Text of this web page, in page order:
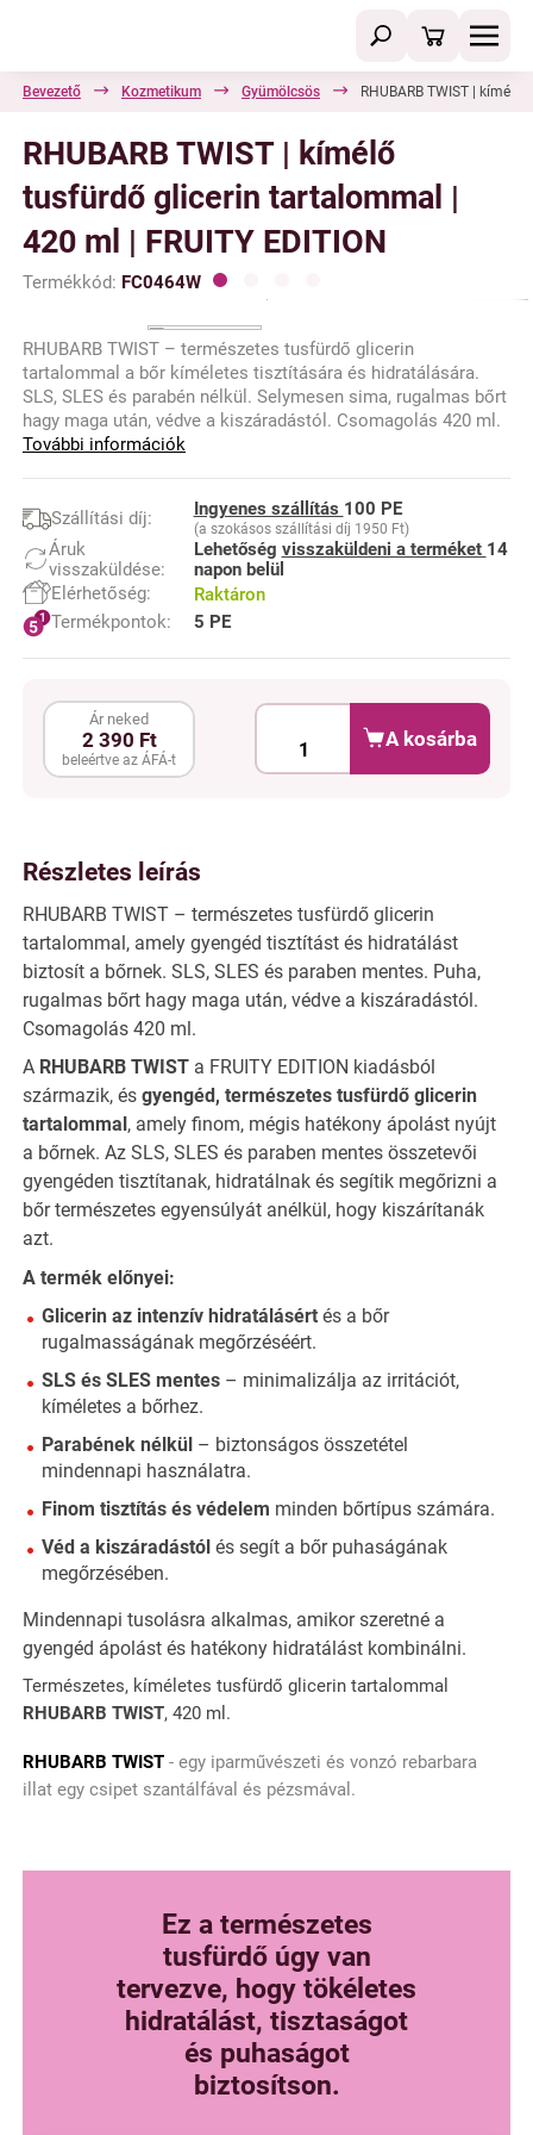
Bevezető Kozmetikum Gyümölcsös RHUBARB TWIST |
RHUBARB TWIST | kímélő
tusfürdő glicerin tartalommal |
420 ml | FRUITY EDITION
Termékkód: FC0464W
RHUBARB TWIST – természetes tusfürdő glicerin
tartalommal a bőr kíméletes tisztítására és hidratálására.
SLS, SLES és parabén nélkül. Selymesen sima, rugalmas bőrt
hagy maga után, védve a kiszáradástól. Csomagolás 420 ml.
További információk
Szállítási díj: Ingyenes szállítás 100 PE
(a szokásos szállítási díj 1950 Ft)
Áruk
visszaküldése:
Lehetőség visszaküldeni a terméket 14
napon belül
Elérhetőség:
Raktáron
Termékpontok:
5 PE
Ár neked
2 390 Ft
beleértve az ÁFÁ-t
A kosárba
Részletes leírás
RHUBARB TWIST – természetes tusfürdő glicerin
tartalommal, amely gyengéd tisztítást és hidratálást
biztosít a bőrnek. SLS, SLES és paraben mentes. Puha,
rugalmas bőrt hagy maga után, védve a kiszáradástól.
Csomagolás 420 ml.
A RHUBARB TWIST a FRUITY EDITION kiadásból
származik, és gyengéd, természetes tusfürdő glicerin
tartalommal , amely finom, mégis hatékony ápolást nyújt
a bőrnek. Az SLS, SLES és paraben mentes összetevői
gyengéden tisztítanak, hidratálnak és segítik megőrizni a
bőr természetes egyensúlyát anélkül, hogy kiszárítanák
azt.
A termék előnyei:
Glicerin az intenzív hidratálásért és a bőr
rugalmasságának megőrzéséért.
SLS és SLES mentes – minimalizálja az irritációt,
kíméletes a bőrhez.
Parabének nélkül – biztonságos összetétel
mindennapi használatra.
Finom tisztítás és védelem minden bőrtípus számára.
Véd a kiszáradástól és segít a bőr puhaságának
megőrzésében.
Mindennapi tusolásra alkalmas, amikor szeretné a
gyengéd ápolást és hatékony hidratálást kombinálni.
Természetes, kíméletes tusfürdő glicerin tartalommal
RHUBARB TWIST, 420 ml.
RHUBARB TWIST - egy iparművészeti és vonzó rebarbara
illat egy csipet szantálfával és pézsmával.
Ez a természetes
tusfürdő úgy van
tervezve, hogy tökéletes
hidratálást, tisztaságot
és puhaságot
biztosítson.